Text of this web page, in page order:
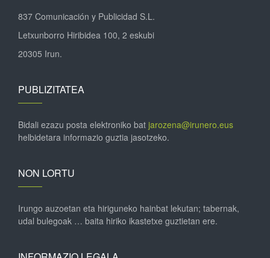
837 Comunicación y Publicidad S.L.
Letxunborro Hiribidea 100, 2 eskubi
20305 Irun.
PUBLIZITATEA
Bidali ezazu posta elektroniko bat jarozena@irunero.eus
helbidetara informazio guztia jasotzeko.
NON LORTU
Irungo auzoetan eta hiriguneko hainbat lekutan; tabernak,
udal bulegoak … baita hiriko ikastetxe guztietan ere.